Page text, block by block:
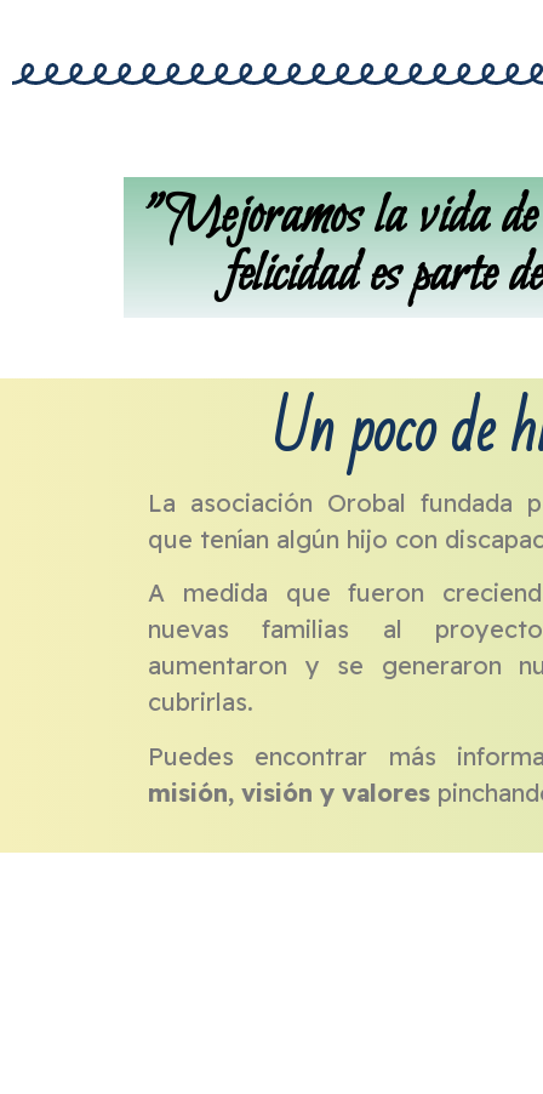
"Mejoramos la vida de
felicidad es parte
Un poco de
La asociación Orobal fundada
que tenían algún hijo con
A medida que fueron
nuevas familias al
aumentaron y se generaron
cubrirlas.
Puedes encontrar más
misión, visión y valores